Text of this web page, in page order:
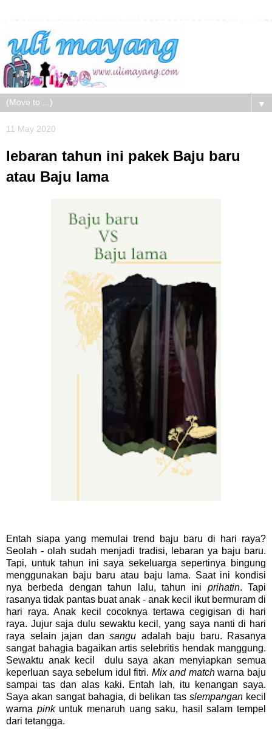
▼
11 May 2020
lebaran tahun ini pakek Baju baru
atau Baju lama
Entah siapa yang memulai trend baju baru di hari raya?
Seolah - olah sudah menjadi tradisi, lebaran ya baju baru.
Tapi, untuk tahun ini saya sekeluarga sepertinya bingung
menggunakan baju baru atau baju lama. Saat ini kondisi
nya berbeda dengan tahun lalu, tahun ini prihatin. Tapi
rasanya tidak pantas buat anak - anak kecil ikut bermuram di
hari raya. Anak kecil cocoknya tertawa cegigisan di hari
raya. Jujur saja dulu sewaktu kecil, yang saya nanti di hari
raya selain jajan dan sangu adalah baju baru. Rasanya
sangat bahagia bagaikan artis selebritis hendak manggung.
Sewaktu anak kecil dulu saya akan menyiapkan semua
keperluan saya sebelum idul fitri. Mix and matchwarna baju
sampai tas dan alas kaki. Entah lah, itu kenangan saya.
Saya akan sangat bahagia, di belikan tasslempangan kecil
warna pinkuntuk menaruh uang saku, hasil salam tempel
dari tetangga.